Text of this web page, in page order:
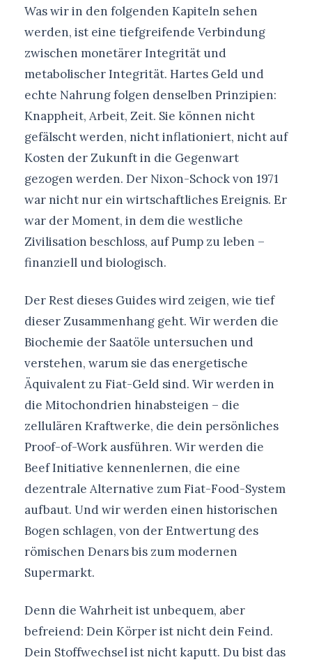
Was wir in den folgenden Kapiteln sehen
werden, ist eine tiefgreifende Verbindung
zwischen monetärer Integrität und
metabolischer Integrität. Hartes Geld und
echte Nahrung folgen denselben Prinzipien:
Knappheit, Arbeit, Zeit. Sie können nicht
gefälscht werden, nicht inflationiert, nicht auf
Kosten der Zukunft in die Gegenwart
gezogen werden. Der Nixon-Schock von 1971
war nicht nur ein wirtschaftliches Ereignis. Er
war der Moment, in dem die westliche
Zivilisation beschloss, auf Pump zu leben –
finanziell und biologisch.
Der Rest dieses Guides wird zeigen, wie tief
dieser Zusammenhang geht. Wir werden die
Biochemie der Saatöle untersuchen und
verstehen, warum sie das energetische
Äquivalent zu Fiat-Geld sind. Wir werden in
die Mitochondrien hinabsteigen – die
zellulären Kraftwerke, die dein persönliches
Proof-of-Work ausführen. Wir werden die
Beef Initiative kennenlernen, die eine
dezentrale Alternative zum Fiat-Food-System
aufbaut. Und wir werden einen historischen
Bogen schlagen, von der Entwertung des
römischen Denars bis zum modernen
Supermarkt.
Denn die Wahrheit ist unbequem, aber
befreiend: Dein Körper ist nicht dein Feind.
Dein Stoffwechsel ist nicht kaputt. Du bist das